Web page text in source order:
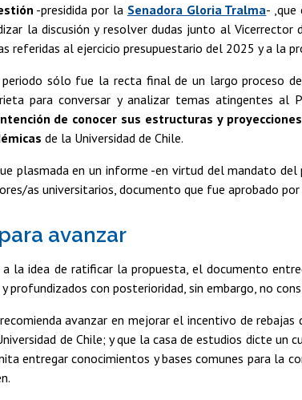
-presidida por la Senadora Gloria Tralma- ,que
la discusión y resolver dudas junto al
referidas al ejercicio presupuestario del 2025 y a la
periodo sólo fue la recta final de un largo proceso
para conversar y analizar temas atingentes al
de conocer sus estructuras y
de la Universidad de Chile.
plasmada en un informe -en virtud del mandato
as universitarios, documento que fue aprobado
avanzar
a la idea de ratificar la propuesta, el documento
profundizados con posterioridad, sin embargo, no
avanzar en mejorar el incentivo de
de Chile; y que la casa de estudios dicte
entregar conocimientos y bases comunes para la